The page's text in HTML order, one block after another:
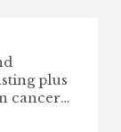
the
per
plus
cancer